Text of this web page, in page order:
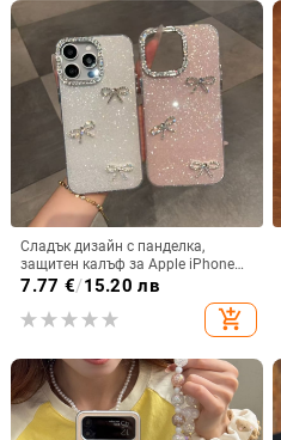
Сладък дизайн с панделка,
защитен калъф за Apple iPhone
11–15 Pro Max, пълен обхват
7.77 €/15.20 лв
add_shopping_cart